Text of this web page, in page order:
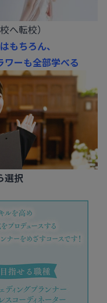
へ転校）
もちろん、
ワーも全部学べる
選択